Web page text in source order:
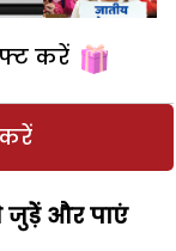
करें
जुड़ेें और पाएं